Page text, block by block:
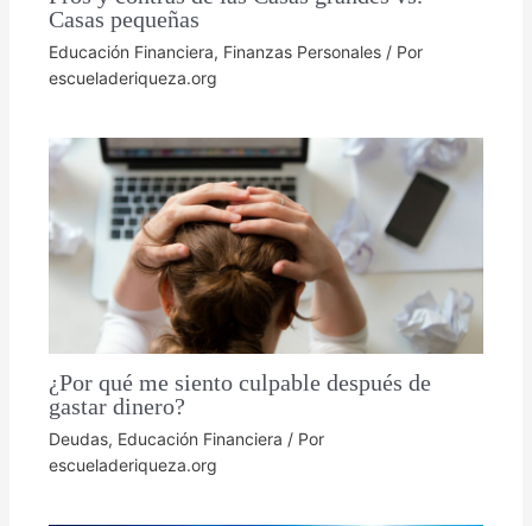
Casas pequeñas
Educación Financiera, Finanzas Personales / Por
escueladeriqueza.org
¿Por qué me siento culpable después de
gastar dinero?
Deudas, Educación Financiera / Por
escueladeriqueza.org